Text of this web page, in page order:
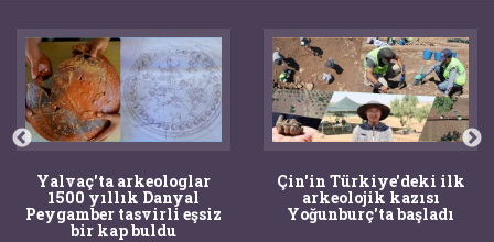
Yalvaç'ta arkeologlar
1500 yıllık Danyal
Peygamber tasvirli eşsiz
bir kap buldu
Çin'in Türkiye'deki ilk
arkeolojik kazısı
Yoğunburç'ta başladı